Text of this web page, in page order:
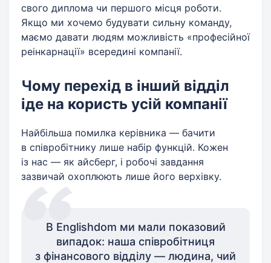
свого диплома чи першого місця роботи.
Якщо ми хочемо будувати сильну команду,
маємо давати людям можливість «професійної
реінкарнації» всередині компанії.
Чому перехід в інший відділ
іде на користь усій компанії
Найбільша помилка керівника — бачити
в співробітнику лише набір функцій. Кожен
із нас — як айсберг, і робочі завдання
зазвичай охоплюють лише його верхівку.
В Englishdom ми мали показовий
випадок: наша співробітниця
з фінансового відділу — людина, чий